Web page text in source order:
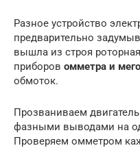
Разное устройство
предварительно
вышла из строя
приборов омметра и
обмоток.
Прозваниваем
фазными выводами на
Проверяем омметром